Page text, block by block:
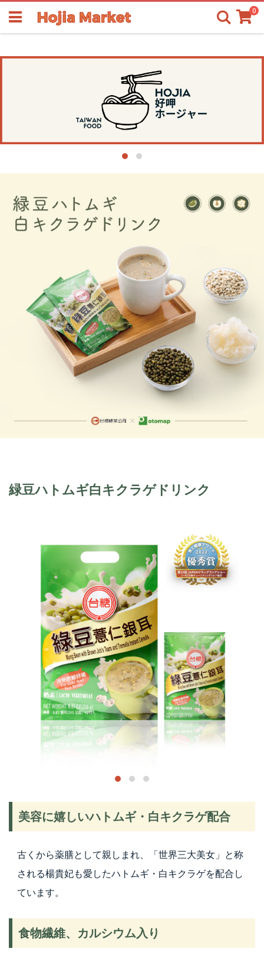
0商
検
緑豆ハトムギ白キクラゲドリンク
美容に嬉しいハトムギ・白キクラゲ配合
古くから薬膳として親しまれ、「世界三大美女」と称
される楊貴妃も愛したハトムギ・白キクラゲを配合し
ています。
食物繊維、カルシウム入り